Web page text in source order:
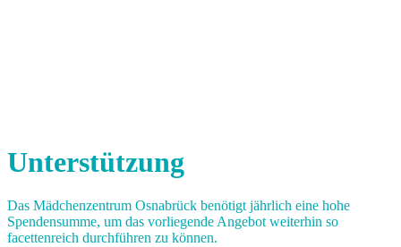
Unterstützung
Das Mädchenzentrum Osnabrück benötigt jährlich eine hohe
Spendensumme, um das vorliegende Angebot weiterhin so
facettenreich durchführen zu können.